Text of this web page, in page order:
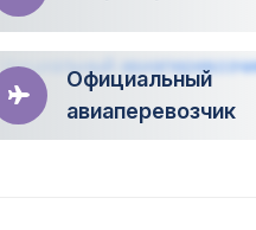
Официальный
авиаперевозчик